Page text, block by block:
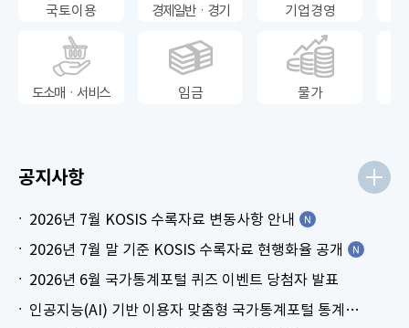
국토이용 경제일반ㆍ경기 기업경영
도소매ㆍ서비스 임금 물가
공지사항
2026년 7월 KOSIS 수록자료 변동사항 안내
2026년 7월 말 기준 KOSIS 수록자료 현행화율 공개
2026년 6월 국가통계포털 퀴즈 이벤트 당첨자 발표
인공지능(AI) 기반 이용자 맞춤형 국가통계포털 통계표 생성 시범 서비스 안내